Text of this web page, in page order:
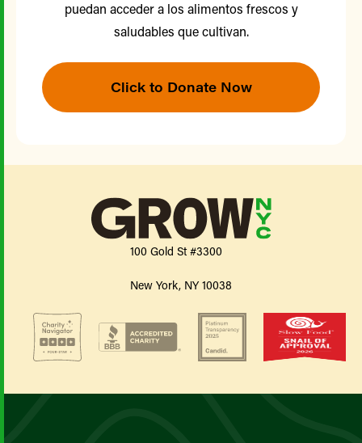
puedan acceder a los alimentos frescos y
saludables que cultivan.
Click to Donate Now
100 Gold St #3300
New York, NY 10038